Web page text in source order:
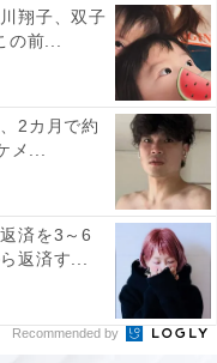
翔子、双子
の前...
2カ月で約
メ...
済を3～6
返済す...
Recommended by